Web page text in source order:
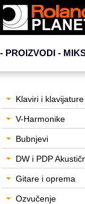
- PROIZVODI -
Klaviri i klavijature
V-Harmonike
Bubnjevi
DW i PDP
Gitare i oprema
Ozvučenje